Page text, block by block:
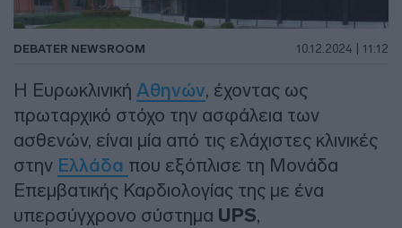
DEBATER NEWSROOM 10.12.2024 | 11:12
Η Ευρωκλινική Αθηνών, έχοντας ως
πρωταρχικό στόχο την ασφάλεια των
ασθενών, είναι μία από τις ελάχιστες κλινικές
στην Ελλάδα που εξόπλισε τη Μονάδα
Επεμβατικής Καρδιολογίας της με ένα
υπερσύγχρονο σύστημα UPS,